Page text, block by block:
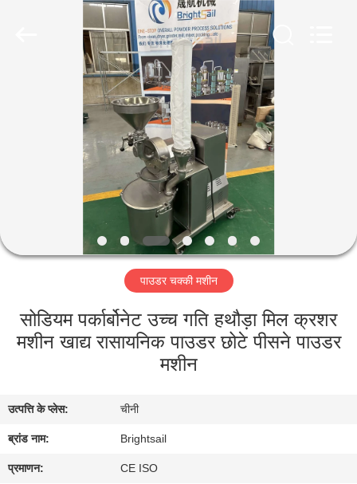
हमारे
बारे
कारखाना
गुणवत्ता
नियंत्रण
पाउडर चक्की मशीन
सोडियम पर्कार्बोनेट उच्च गति हथौड़ा मिल क्रशर
मशीन खाद्य रासायनिक पाउडर छोटे पीसने पाउडर
मशीन
उत्पत्ति के प्लेस: चीनी
ब्रांड नाम: Brightsail
प्रमाणन: CE ISO